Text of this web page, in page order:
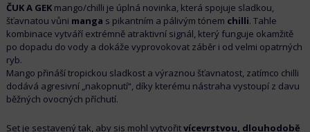
ČUK A GEKmango/chilli je úplná novinka, která spojuje sladkou,
šťavnatou vůni manga s pikantním a pálivým tónem chilli. Tahle
kombinace vytváří extrémně atraktivní signál, který funguje okamžitě
po dopadu do vody a dokáže vyprovokovat záběr i od velmi opatrných
ryb.
Mango přináší tropickou sladkost a výraznou šťavnatost, zatímco chilli
dodává agresivní „nakopnutí“, díky kterému nástraha vystoupí z davu
běžných ovocných příchutí.
Set je sestavený tak, aby sis mohl vytvořitvícevrstvou, dlouhodobě